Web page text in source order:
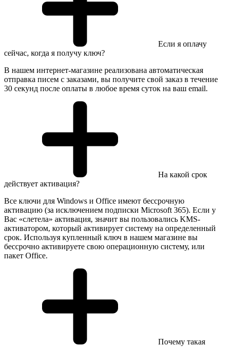
Если я оплачу
сейчас, когда я получу ключ?
В нашем интернет-магазине реализована автоматическая
отправка писем с заказами, вы получите свой заказ в течение
30 секунд после оплаты в любое время суток на ваш email.
На какой срок
действует активация?
Все ключи для Windows и Office имеют бессрочную
активацию (за исключением подписки Microsoft 365). Если у
Вас «слетела» активация, значит вы пользовались KMS-
активатором, который активирует систему на определенный
срок. Используя купленный ключ в нашем магазине вы
бессрочно активируете свою операционную систему, или
пакет Office.
Почему такая